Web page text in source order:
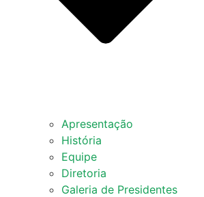
Apresentação
História
Equipe
Diretoria
Galeria de Presidentes